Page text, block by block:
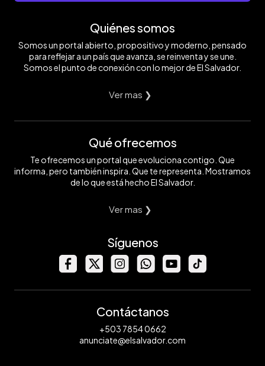
Quiénes somos
Somos un portal abierto, propositivo y moderno, pensado
para reflejar a un país que avanza, se reinventa y se une.
Somos el punto de conexión con lo mejor de El Salvador.
Ver mas ❯
Qué ofrecemos
Te ofrecemos un portal que evoluciona contigo. Que
informa, pero también inspira. Que te representa. Mostramos
de lo que está hecho El Salvador.
Ver mas ❯
Síguenos
Contáctanos
+503 7854 0662
anunciate@elsalvador.com